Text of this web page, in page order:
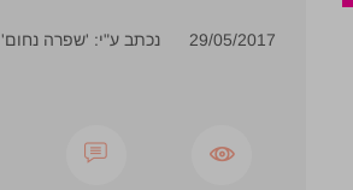
29/05/2017 נכתב ע"י: 'שפרה נחום'